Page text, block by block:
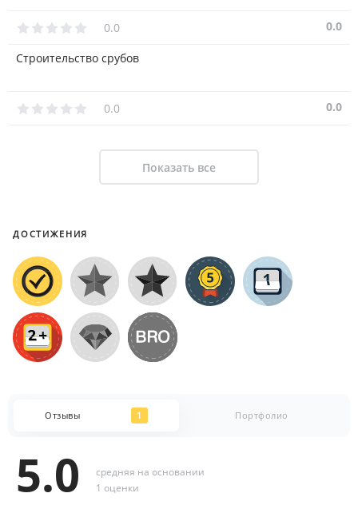
0.0 0.0
Строительство срубов
0.0 0.0
Показать все
ДОСТИЖЕНИЯ
Отзывы 1 Портфолио
5.0
средняя на основании
1 оценки